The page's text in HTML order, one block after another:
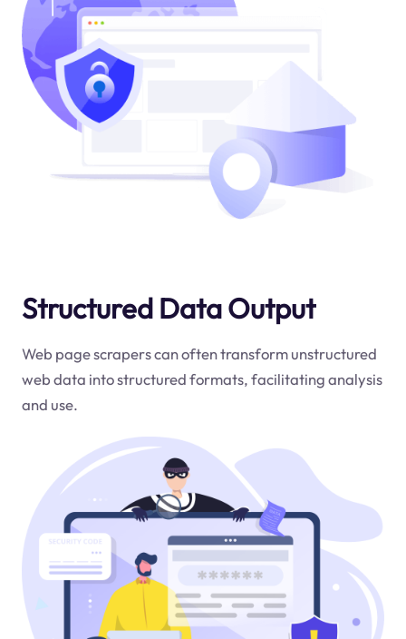
Structured Data Output
Web page scrapers can often transform unstructured
web data into structured formats, facilitating analysis
and use.